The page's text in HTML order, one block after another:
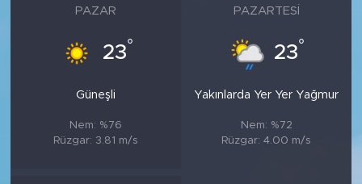
PAZAR
23°
Güneşli
Nem: %76
Rüzgar: 3.81 m/s
PAZARTESI
23°
Yakınlarda Yer Yer Yağmur
Nem: %72
Rüzgar: 4.00 m/s